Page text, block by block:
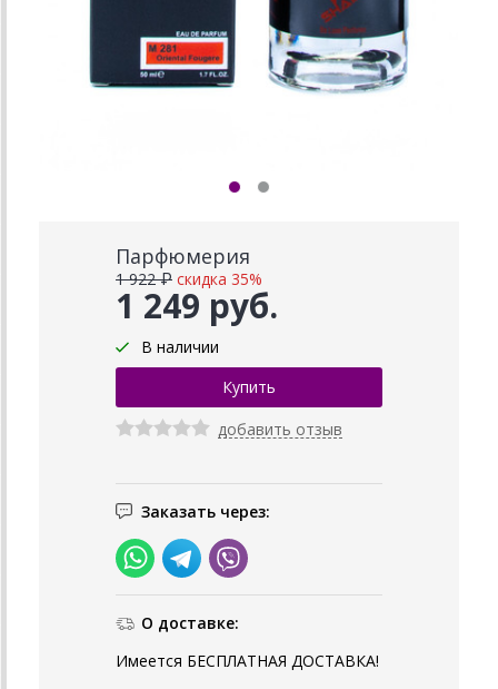
Парфюмерия
1 249 руб.
1 922 ₽ скидка 35%
В наличии
добавить отзыв
Заказать через:
О доставке:
Имеется БЕСПЛАТНАЯ ДОСТАВКА!